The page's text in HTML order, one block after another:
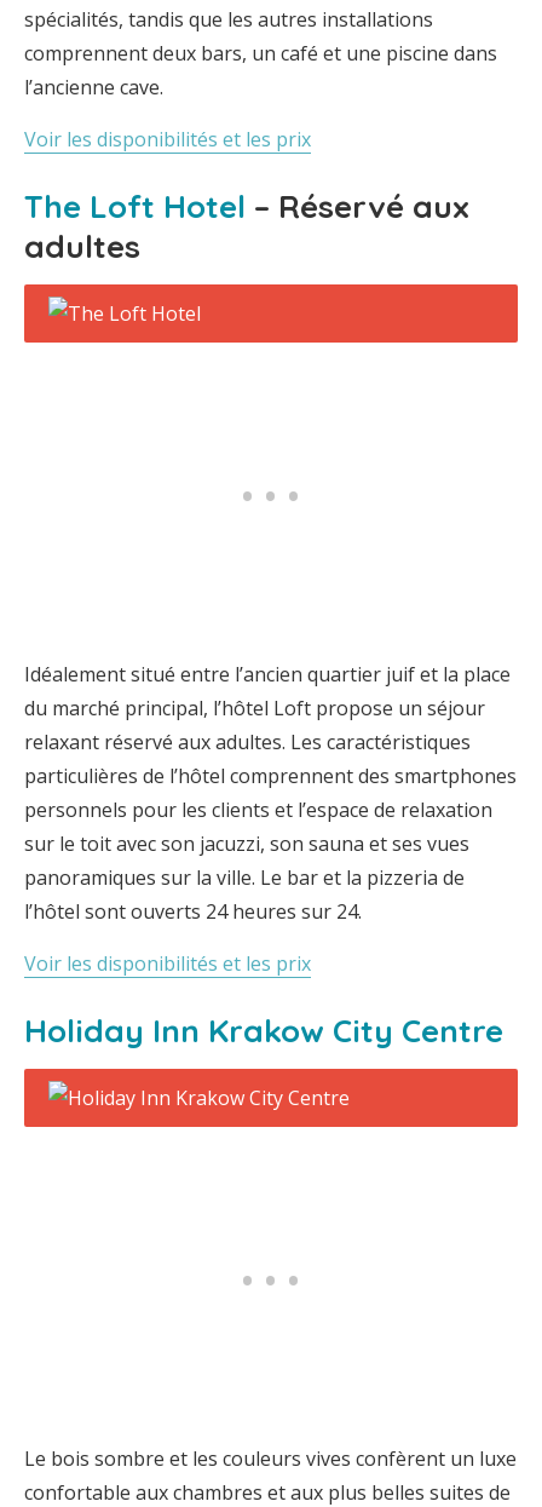
spécialités, tandis que les autres installations
comprennent deux bars, un café et une piscine dans
l’ancienne cave.
Voir les disponibilités et les prix
The Loft Hotel – Réservé aux
adultes
Idéalement situé entre l’ancien quartier juif et la place
du marché principal, l’hôtel Loft propose un séjour
relaxant réservé aux adultes. Les caractéristiques
particulières de l’hôtel comprennent des smartphones
personnels pour les clients et l’espace de relaxation
sur le toit avec son jacuzzi, son sauna et ses vues
panoramiques sur la ville. Le bar et la pizzeria de
l’hôtel sont ouverts 24 heures sur 24.
Voir les disponibilités et les prix
Holiday Inn Krakow City Centre
Le bois sombre et les couleurs vives confèrent un luxe
confortable aux chambres et aux plus belles suites de